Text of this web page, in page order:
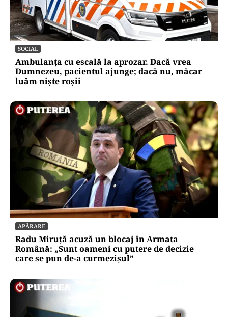
SOCIAL
Ambulanța cu escală la aprozar. Dacă vrea
Dumnezeu, pacientul ajunge; dacă nu, măcar
luăm niște roșii
APĂRARE
Radu Miruță acuză un blocaj în Armata
Română: „Sunt oameni cu putere de decizie
care se pun de-a curmezișul”